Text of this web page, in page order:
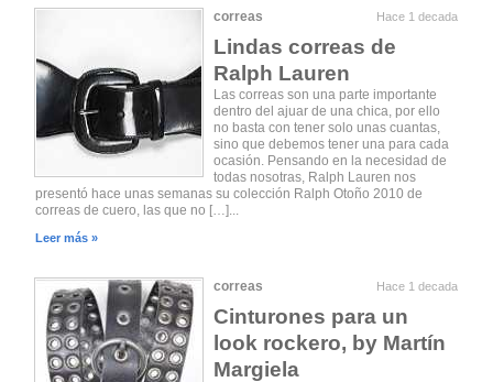
correas Hace 1 decada
Lindas correas de
Ralph Lauren
Las correas son una parte importante
dentro del ajuar de una chica, por ello
no basta con tener solo unas cuantas,
sino que debemos tener una para cada
ocasión. Pensando en la necesidad de
todas nosotras, Ralph Lauren nos
presentó hace unas semanas su colección Ralph Otoño 2010 de
correas de cuero, las que no […]...
Leer más »
correas Hace 1 decada
Cinturones para un
look rockero, by Martín
Margiela